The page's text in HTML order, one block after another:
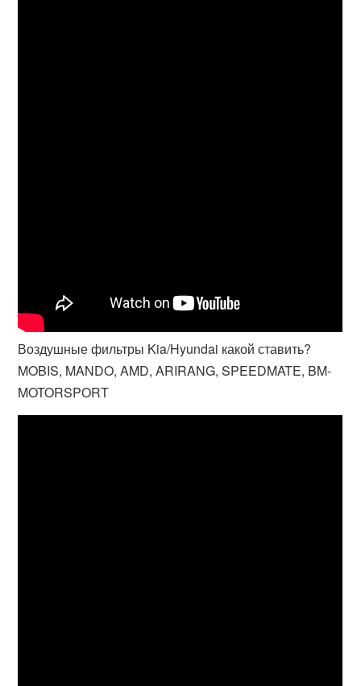
Воздушные фильтры Kia/Hyundai какой ставить?
MOBIS, MANDO, AMD, ARIRANG, SPEEDMATE, BM-
MOTORSPORT